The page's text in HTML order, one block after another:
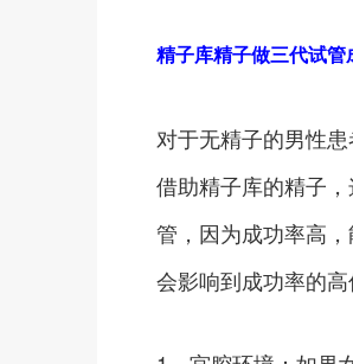
精子库精子做三代试管
对于无精子的男性
借助精子库的精子
管，因为成功率高
会影响到成功率的高